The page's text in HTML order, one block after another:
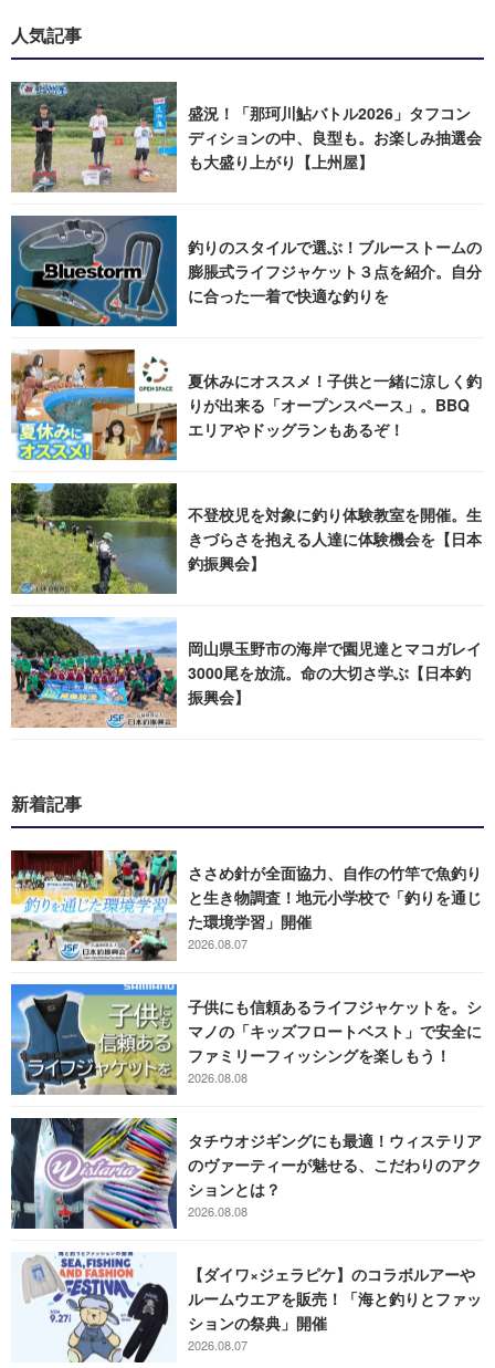
人気記事
盛況！「那珂川鮎バトル2026」タフコン
ディションの中、良型も。お楽しみ抽選会
も大盛り上がり【上州屋】
釣りのスタイルで選ぶ！ブルーストームの
膨脹式ライフジャケット３点を紹介。自分
に合った一着で快適な釣りを
夏休みにオススメ！子供と一緒に涼しく釣
りが出来る「オープンスペース」。BBQ
エリアやドッグランもあるぞ！
不登校児を対象に釣り体験教室を開催。生
きづらさを抱える人達に体験機会を【日本
釣振興会】
岡山県玉野市の海岸で園児達とマコガレイ
3000尾を放流。命の大切さ学ぶ【日本釣
振興会】
新着記事
ささめ針が全面協力、自作の竹竿で魚釣り
と生き物調査！地元小学校で「釣りを通じ
た環境学習」開催
2026.08.07
子供にも信頼あるライフジャケットを。シ
マノの「キッズフロートベスト」で安全に
ファミリーフィッシングを楽しもう！
2026.08.08
タチウオジギングにも最適！ウィステリア
のヴァーティーが魅せる、こだわりのアク
ションとは？
2026.08.08
【ダイワ×ジェラピケ】のコラボルアーや
ルームウエアを販売！「海と釣りとファッ
ションの祭典」開催
2026.08.07